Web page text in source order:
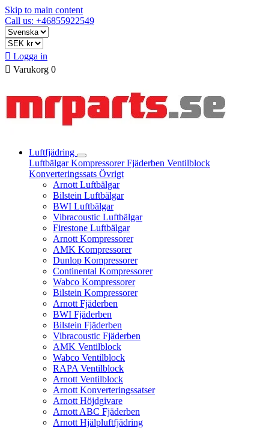
Skip to main content
Call us: +46855922549
 Logga in
 Varukorg 0
Luftfjädring
LuftbälgarKompressorerFjäderben Ventilblock
Konverteringssats Övrigt
Arnott Luftbälgar
Bilstein Luftbälgar
BWI Luftbälgar
Vibracoustic Luftbälgar
Firestone Luftbälgar
Arnott Kompressorer
AMK Kompressorer
Dunlop Kompressorer
Continental Kompressorer
Wabco Kompressorer
Bilstein Kompressorer
Arnott Fjäderben
BWI Fjäderben
Bilstein Fjäderben
Vibracoustic Fjäderben
AMK Ventilblock
Wabco Ventilblock
RAPA Ventilblock
Arnott Ventilblock
Arnott Konverteringssatser
Arnott Höjdgivare
Arnott ABC Fjäderben
Arnott Hjälpluftfjädring